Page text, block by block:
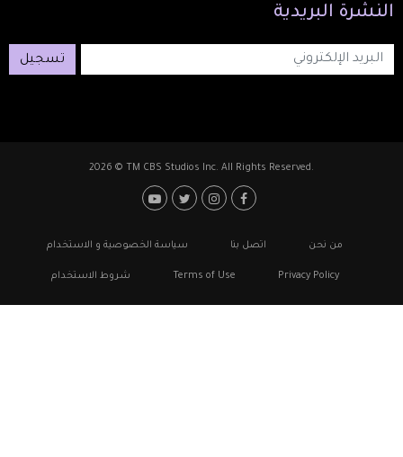
النشرة البريدية
تسجيل
2026 © TM CBS Studios Inc. All Rights Reserved.
Footer: Social Media
من نحن اتصل بنا سياسة الخصوصية و الاستخدام
Privacy Policy
Terms of Use شروط الاستخدام